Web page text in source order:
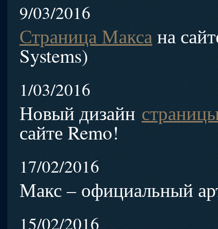
9/03/2016
Страница Максана
Systems)
1/03/2016
Новый дизайн
сайте Remo!
17/02/2016
Макс – официальный
15/02/2016